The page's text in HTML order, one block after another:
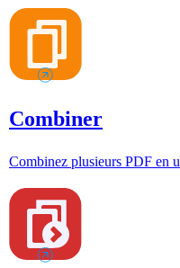
Combiner
Combinez plusieurs PDF en